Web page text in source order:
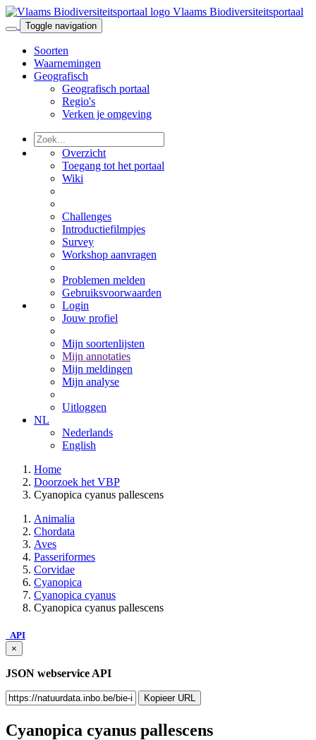
Vlaams Biodiversiteitsportaal
Toggle navigation
Soorten
Waarnemingen
Geografisch
Geografisch portaal
Regio's
Verken je omgeving
Overzicht
Toegang tot het portaal
Wiki
Challenges
Introductiefilmpjes
Survey
Workshop aanvragen
Problemen melden
Gebruiksvoorwaarden
Login
Jouw profiel
Mijn soortenlijsten
Mijn annotaties
Mijn meldingen
Mijn analyse
Uitloggen
NL
Nederlands
English
Home
Doorzoek het VBP
Cyanopica cyanus pallescens
Animalia
Chordata
Aves
Passeriformes
Corvidae
Cyanopica
Cyanopica cyanus
Cyanopica cyanus pallescens
API
×
JSON webservice API
Kopieer URL
Cyanopica cyanus pallescens